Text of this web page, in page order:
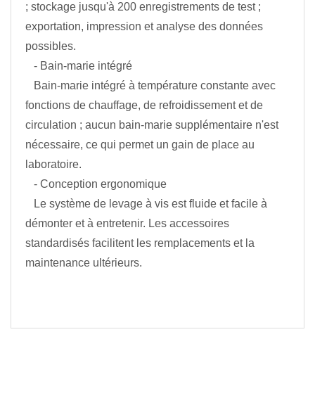
; stockage jusqu'à 200 enregistrements de test ;
exportation, impression et analyse des données
possibles.
- Bain-marie intégré
Bain-marie intégré à température constante avec
fonctions de chauffage, de refroidissement et de
circulation ; aucun bain-marie supplémentaire n'est
nécessaire, ce qui permet un gain de place au
laboratoire.
- Conception ergonomique
Le système de levage à vis est fluide et facile à
démonter et à entretenir. Les accessoires
standardisés facilitent les remplacements et la
maintenance ultérieurs.